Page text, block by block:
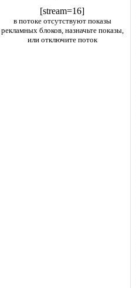
[stream=16]
в потоке отсутствуют показы
рекламных блоков, назначьте показы,
или отключите поток